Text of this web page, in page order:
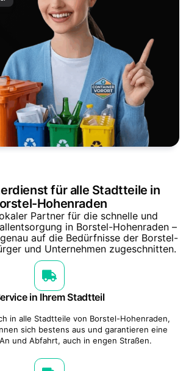
für alle Stadtteile in
Hohenraden
Partner für die schnelle und
in Borstel-Hohenraden –
auf die Bedürfnisse der Borstel-
und Unternehmen zugeschnitten.
in Ihrem Stadtteil
in alle Stadtteile von Borstel-Hohenraden,
sich bestens aus und garantieren eine
und Abfahrt, auch in engen Straßen.